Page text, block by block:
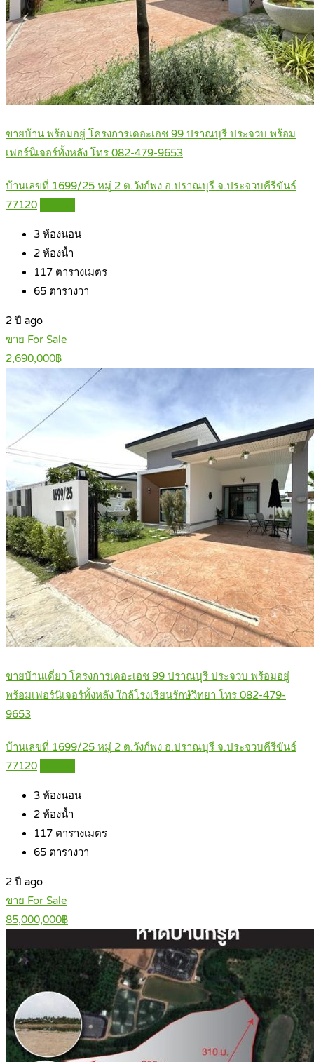
ขายบ้าน พร้อมอยู่ โครงการเดอะเอช 99 ปราณบุรี ประจวบ พร้อม
เฟอร์นิเจอร์ทั้งหลัง โทร 082-479-9653
บ้านเลขที่ 1699/25 หมู่ 2 ต.วังก์พง อ.ปราณบุรี จ.ประจวบคีรีขันธ์
77120
3 ห้องนอน
2 ห้องน้ำ
117 ตารางเมตร
65 ตารางวา
2 ปี ago
ขาย For Sale
2,690,000฿
ขายบ้านเดี่ยว โครงการเดอะเอช 99 ปราณบุรี ประจวบ พร้อมอยู่
พร้อมเฟอร์นิเจอร์ทั้งหลัง ใกล้โรงเรียนรักษ์วิทยา โทร 082-479-
9653
บ้านเลขที่ 1699/25 หมู่ 2 ต.วังก์พง อ.ปราณบุรี จ.ประจวบคีรีขันธ์
77120
3 ห้องนอน
2 ห้องน้ำ
117 ตารางเมตร
65 ตารางวา
2 ปี ago
ขาย For Sale
85,000,000฿